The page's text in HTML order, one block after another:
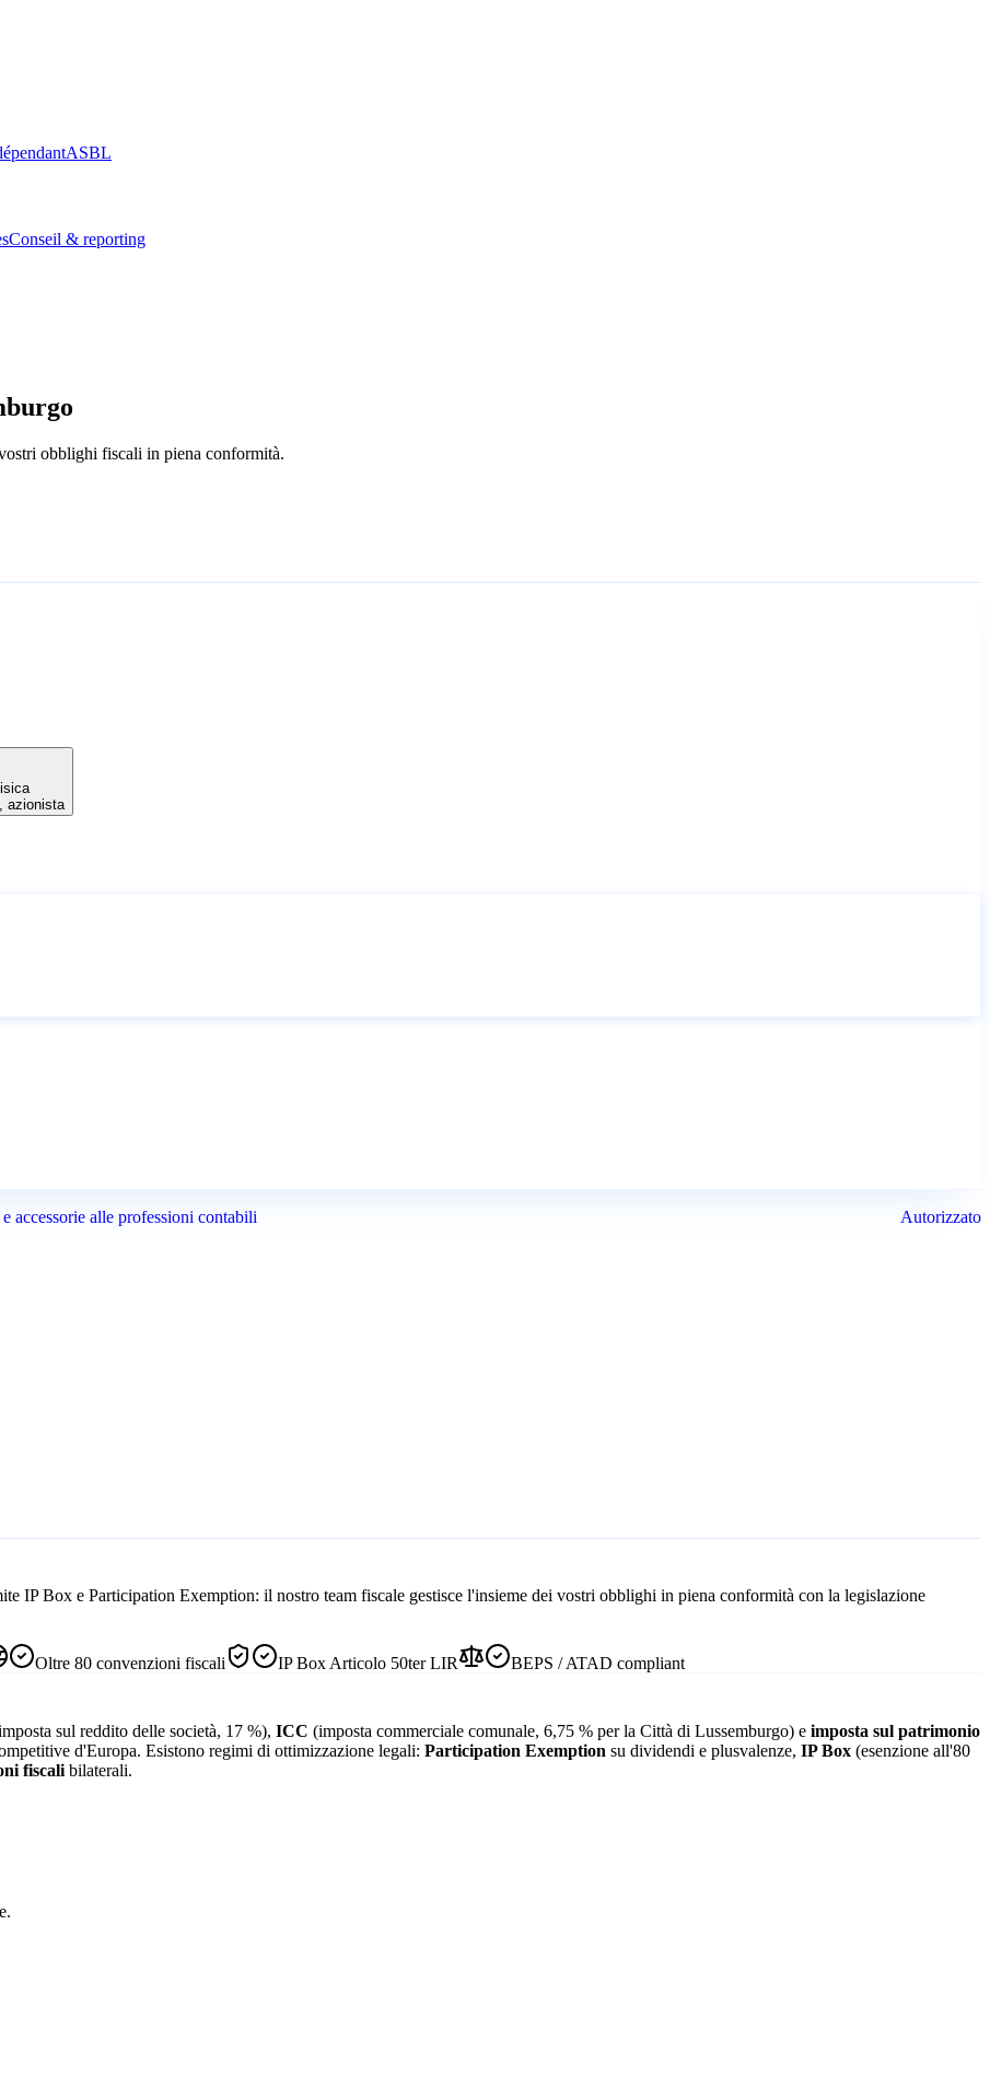
ASBL
Conseil & reporting
obblighi fiscali in piena conformità.
azionista
accessorie alle professioni contabili
Autorizzato
IP Box e Participation Exemption: il nostro team fiscale gestisce l'insieme dei vostri obblighi in piena conformità con la legislazione
Oltre 80 convenzioni fiscali IP Box Articolo 50ter LIR
BEPS / ATAD compliant
sul reddito delle società, 17 %), ICC (imposta commerciale comunale, 6,75 % per la Città di Lussemburgo) e imposta sul patrimonio
d'Europa. Esistono regimi di ottimizzazione legali: Participation Exemption su dividendi e plusvalenze, IP Box (esenzione all'80
fiscali bilaterali.